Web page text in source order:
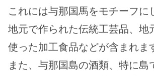
これには与那国馬をモチーフに
地元で作られた伝統工芸品、地
使った加工食品などが含まれま
また、与那国島の酒類、特に島